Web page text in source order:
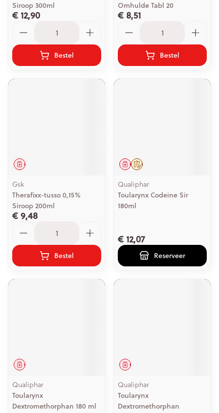
Siroop 300ml
€ 12,90
Bestel
Omhulde Tabl 20
€ 8,51
Bestel
Geneesmiddel
Gsk
Therafixx-tusso 0,15%
Siroop 200ml
€ 9,48
Bestel
Op voorschrift
Geneesmiddel
Qualiphar
Toularynx Codeine Sir
180ml
€ 12,07
Reserveer
Geneesmiddel
Qualiphar
Toularynx
Dextromethorphan 180 ml
Geneesmiddel
Qualiphar
Toularynx
Dextromethorphan